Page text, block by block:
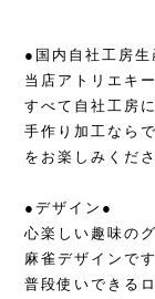
●国内自社工房生
当店アトリエキ
すべて自社工房
手作り加工なら
をお楽しみくださ
●デザイン●
心楽しい趣味の
麻雀デザインです
普段使いできる